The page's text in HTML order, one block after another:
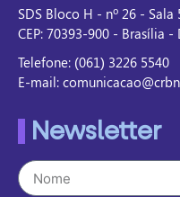
SDS Bloco H - nº 26 -
CEP: 70393-900 - Brasília -
Telefone: (061) 3226 5540
E-mail:
Newsletter